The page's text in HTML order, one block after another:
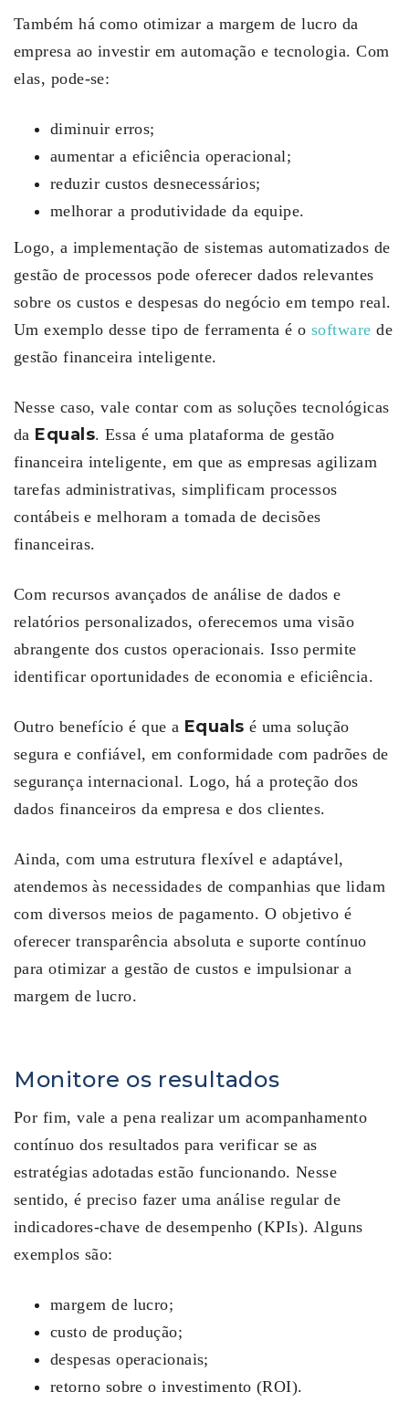
Também há como otimizar a margem de lucro da
empresa ao investir em automação e tecnologia. Com
elas, pode-se:
diminuir erros;
aumentar a eficiência operacional;
reduzir custos desnecessários;
melhorar a produtividade da equipe.
Logo, a implementação de sistemas automatizados de
gestão de processos pode oferecer dados relevantes
sobre os custos e despesas do negócio em tempo real.
Um exemplo desse tipo de ferramenta é osoftware de
gestão financeira inteligente.
Nesse caso, vale contar com as soluções tecnológicas
da Equals. Essa é uma plataforma de gestão
financeira inteligente, em que as empresas agilizam
tarefas administrativas, simplificam processos
contábeis e melhoram a tomada de decisões
financeiras.
Com recursos avançados de análise de dados e
relatórios personalizados, oferecemos uma visão
abrangente dos custos operacionais. Isso permite
identificar oportunidades de economia e eficiência.
Outro benefício é que a Equals é uma solução
segura e confiável, em conformidade com padrões de
segurança internacional. Logo, há a proteção dos
dados financeiros da empresa e dos clientes.
Ainda, com uma estrutura flexível e adaptável,
atendemos às necessidades de companhias que lidam
com diversos meios de pagamento. O objetivo é
oferecer transparência absoluta e suporte contínuo
para otimizar a gestão de custos e impulsionar a
margem de lucro.
Monitore os resultados
Por fim, vale a pena realizar um acompanhamento
contínuo dos resultados para verificar se as
estratégias adotadas estão funcionando. Nesse
sentido, é preciso fazer uma análise regular de
indicadores-chave de desempenho (KPIs). Alguns
exemplos são:
margem de lucro;
custo de produção;
despesas operacionais;
retorno sobre o investimento (ROI).